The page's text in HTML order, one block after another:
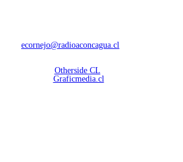
ecornejo@radioaconcagua.cl
Otherside CL
Graficmedia.cl